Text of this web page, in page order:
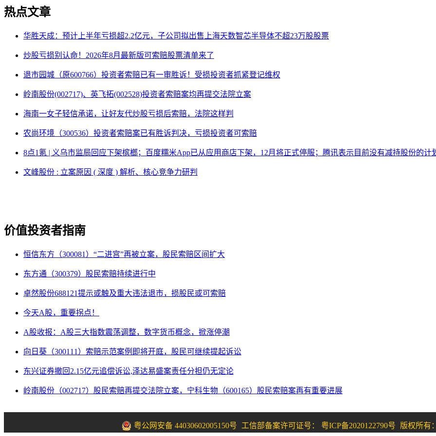
热点文章
华胜天成：预计上半年亏损超2.2亿元，子公司拟出售上海天数智芯半导体不超23万股股票
炒股亏损别认命！2026年8月最新版可索赔股票清单来了
退市园城（原600766）投资者索赔已有一审胜诉！受损投资者抓紧登记维权
岭南股份(002717)、英飞拓(002528)投资者索赔案均再提交法院立案
海南一女子轻信承诺，让好友代炒股亏损后索赔，法院这样判
农尚环境（300536）投资者索赔案已有胜诉判决，亏损投资者可索赔
8点1氪 | 义乌市监局回应下架槟榔；百度糯米App已从应用商店下架，12月将正式停服；腾讯表示目前没有减持股份的计
文峰股份 : 立案原因 ( 深度 ) 解析、核心竞争力研判
价值投资者指南
恒信东方（300081）“二进宫”再被立案，股民索赔区间扩大
东方通（300379）股民索赔持续进行中
卓然股份688121提示或触及重大违法退市，损股民或可索赔
今天A股，重要拐点！
A股收报：A股三大指数震荡调整，数字货币概念，掀涨停潮
向日葵（300111）索赔示范案例即将开庭，股民可继续提起诉讼
东兴证券撤回2.15亿元追偿诉讼,泽达易盛案责任分担仍无定论
岭南股份（002717）股民索赔再提交法院立案，宁科生物（600165）股民索赔案再有重要进展
粤公网安备 44030602005150号 工信部备案许可证号： 粤ICP备2020122790号 版权所有